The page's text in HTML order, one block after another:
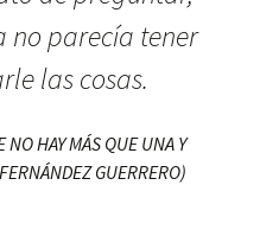
no parecía tener
las cosas.
NO HAY MÁS QUE UNA Y
GUERRERO)